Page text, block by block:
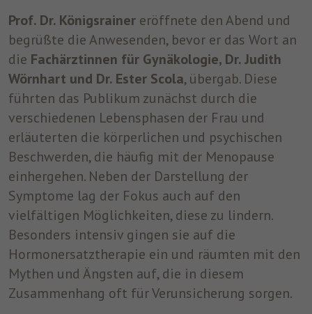
Prof. Dr. Königsrainer eröffnete den Abend und
begrüßte die Anwesenden, bevor er das Wort an
die Fachärztinnen für Gynäkologie, Dr. Judith
Wörnhart und Dr. Ester Scola, übergab. Diese
führten das Publikum zunächst durch die
verschiedenen Lebensphasen der Frau und
erläuterten die körperlichen und psychischen
Beschwerden, die häufig mit der Menopause
einhergehen. Neben der Darstellung der
Symptome lag der Fokus auch auf den
vielfältigen Möglichkeiten, diese zu lindern.
Besonders intensiv gingen sie auf die
Hormonersatztherapie ein und räumten mit den
Mythen und Ängsten auf, die in diesem
Zusammenhang oft für Verunsicherung sorgen.
Anbieter Facebook
Zweck
Facebook setzt dieses Cookie, um den
Nutzern relevante Werbung zu zeigen,
indem es das Nutzerverhalten im gesamten
Web auf Websites verfolgt, die über das
Facebook-Pixel oder das Facebook Social
Plugin verfügen.